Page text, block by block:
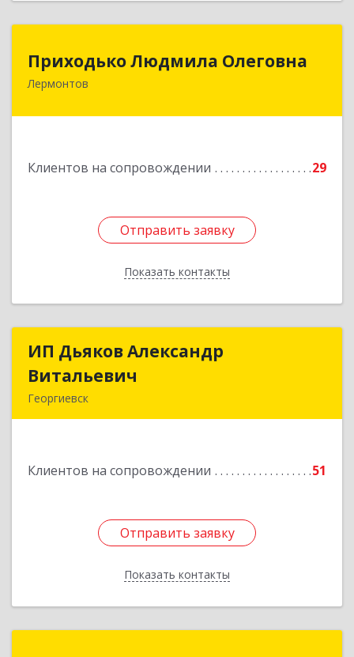
Приходько Людмила Олеговна
Лермонтов
Клиентов на сопровождении 29
Отправить заявку
Показать контакты
357341, Лермонтов г, П.Лумумбы ул, дом №
Отправить заявку
Назад
ИП Дьяков Александр
Витальевич
Георгиевск
Клиентов на сопровождении 51
Отправить заявку
Показать контакты
ИП Дьяков Александр
Отправить заявку
Назад